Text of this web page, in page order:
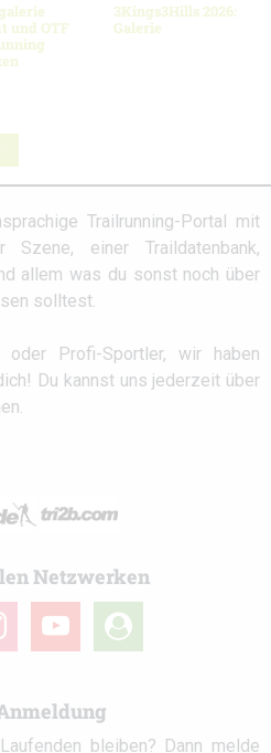
und OTF
3Kings3Hills 2026:
Galerie
Trailrunning-Portal mit
einer Traildatenbank,
allem was du sonst noch über
solltest.
oder Profi-Sportler, wir haben
Du kannst uns jederzeit über
Netzwerken
youtube
user-
circle
bleiben? Dann melde